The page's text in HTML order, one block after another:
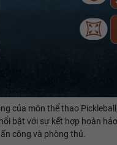
của môn thể thao
bật với sự kết hợp hoàn
công và phòng thủ.